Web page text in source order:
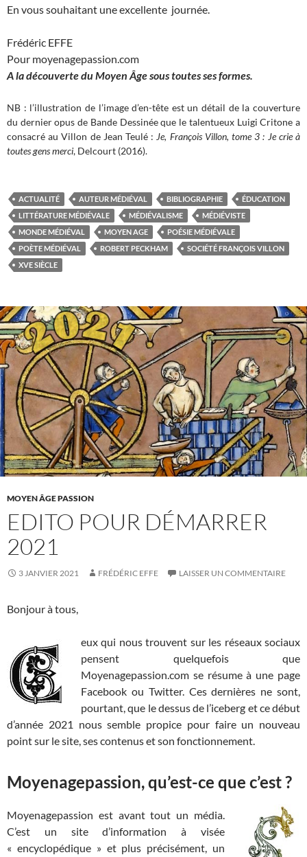
En vous souhaitant une excellente journée.
Frédéric EFFE
Pour moyenagepassion.com
A la découverte du Moyen Âge sous toutes ses formes.
NB : l’illustration de l’image d’en-tête est un détail de la couverture
du dernier opus de Bande Dessinée que le talentueux Luigi Critone a
consacré au Villon de Jean Teulé : Je, François Villon, tome 3 : Je crie à
toutes gens merci, Delcourt (2016).
ACTUALITÉ AUTEUR MÉDIÉVAL BIBLIOGRAPHIE
ÉDUCATION
LITTÉRATURE MÉDIÉVALE
MÉDIÉVALISME
MÉDIÉVISTE
MONDE MÉDIÉVAL
MOYEN AGE
POÉSIE MÉDIÉVALE
POÈTE MÉDIÉVAL
ROBERT PECKHAM
SOCIÉTÉ FRANÇOIS VILLON
XVE SIÈCLE
MOYEN ÂGE PASSION
EDITO POUR DÉMARRER
2021
3 JANVIER 2021 FRÉDÉRIC EFFE LAISSER UN COMMENTAIRE
Bonjour à tous,
eux qui nous trouvent sur les réseaux sociaux
pensent quelquefois que
Moyenagepassion.com se résume à une page
Facebook ou Twitter. Ces dernières ne sont,
pourtant, que le dessus de l’iceberg et ce début
d’année 2021 nous semble propice pour faire un nouveau
point sur le site, ses contenus et son fonctionnement.
Moyenagepassion, qu’est-ce que c’est ?
Moyenagepassion est avant tout un média.
C’est un site d’information à visée
« encyclopédique » et plus précisément, un